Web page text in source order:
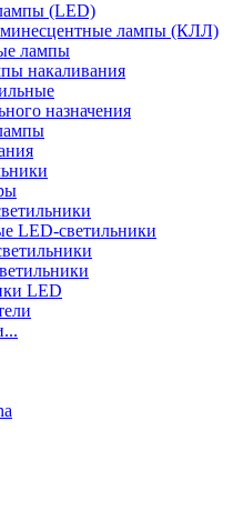
(LED)
лампы (КЛЛ)
лампы
накаливания
назначения
LED-светильники
LED